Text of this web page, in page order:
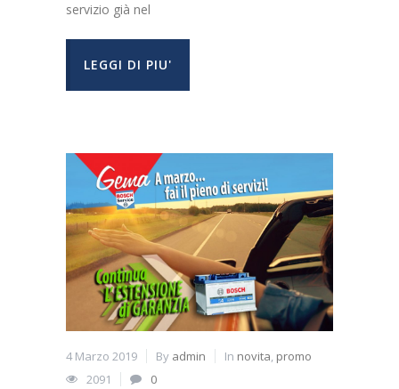
servizio già nel
LEGGI DI PIU'
4 Marzo 2019 By admin In novita, promo
2091
0